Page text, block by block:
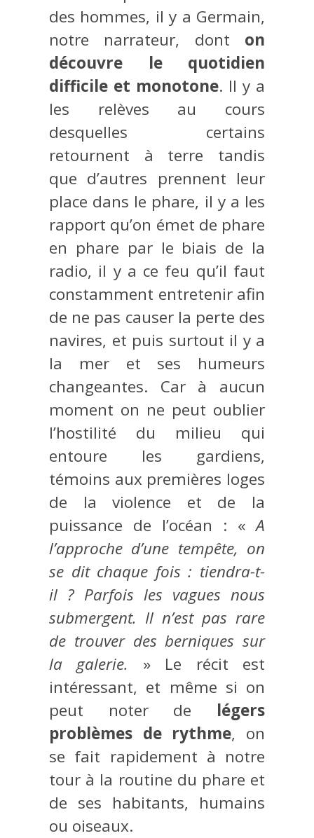
des hommes, il y a Germain,
notre narrateur, dont on
découvre le quotidien
difficile et monotone. Il y a
les relèves au cours
desquelles certains
retournent à terre tandis
que d’autres prennent leur
place dans le phare, il y a les
rapport qu’on émet de phare
en phare par le biais de la
radio, il y a ce feu qu’il faut
constamment entretenir afin
de ne pas causer la perte des
navires, et puis surtout il y a
la mer et ses humeurs
changeantes. Car à aucun
moment on ne peut oublier
l’hostilité du milieu qui
entoure les gardiens,
témoins aux premières loges
de la violence et de la
puissance de l’océan : « A
l’approche d’une tempête, on
se dit chaque fois : tiendra-t-
il ? Parfois les vagues nous
submergent. Il n’est pas rare
de trouver des berniques sur
la galerie.
» Le récit est
intéressant, et même si on
peut noter de légers
problèmes de rythme, on
se fait rapidement à notre
tour à la routine du phare et
de ses habitants, humains
ou oiseaux.